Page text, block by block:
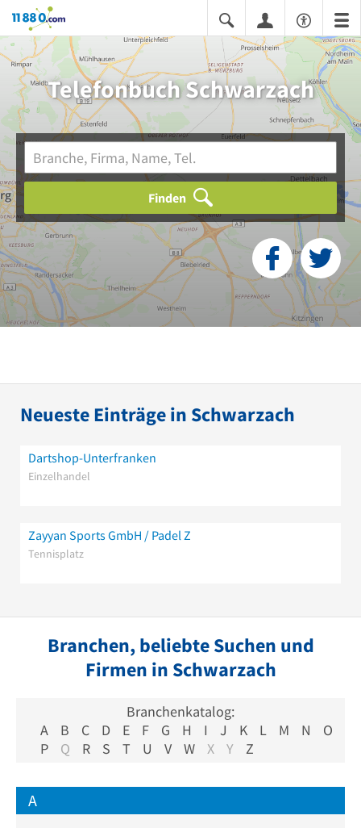
11880.com
Telefonbuch Schwarzach
Finden
Neueste Einträge in Schwarzach
Dartshop-Unterfranken
Einzelhandel
Zayyan Sports GmbH / Padel Z
Tennisplatz
Branchen, beliebte Suchen und
Firmen in Schwarzach
Branchenkatalog:
A
B C D E F G H I J K L M N
O
P
Q R S T U V W X Y Z
A